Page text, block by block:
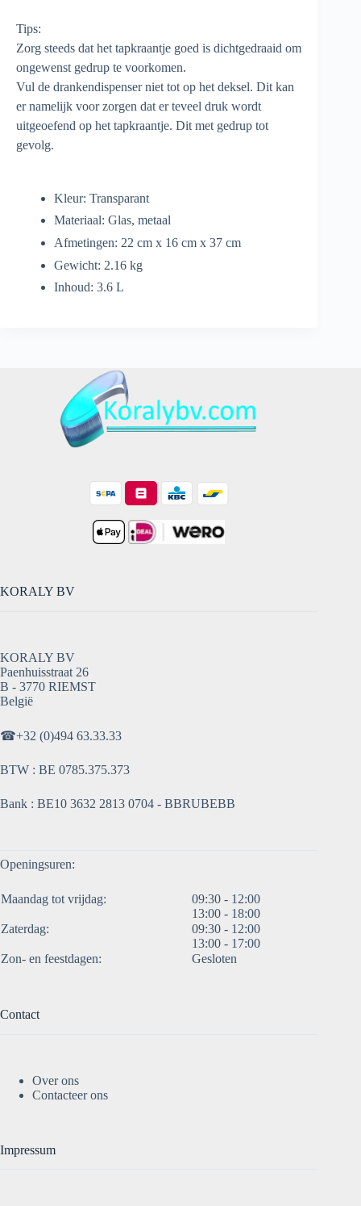
Tips:
Zorg steeds dat het tapkraantje goed is dichtgedraaid om
ongewenst gedrup te voorkomen.
Vul de drankendispenser niet tot op het deksel. Dit kan
er namelijk voor zorgen dat er teveel druk wordt
uitgeoefend op het tapkraantje. Dit met gedrup tot
gevolg.
Kleur: Transparant
Materiaal: Glas, metaal
Afmetingen: 22 cm x 16 cm x 37 cm
Gewicht: 2.16 kg
Inhoud: 3.6 L
KORALY BV
KORALY BV
Paenhuisstraat 26
B - 3770 RIEMST
België
☎+32 (0)494 63.33.33
BTW : BE 0785.375.373
Bank : BE10 3632 2813 0704 - BBRUBEBB
Openingsuren:
Maandag tot vrijdag:
09:30 - 12:00
13:00 - 18:00
Zaterdag:
09:30 - 12:00
13:00 - 17:00
Zon- en feestdagen:
Gesloten
Contact
Over ons
Contacteer ons
Impressum